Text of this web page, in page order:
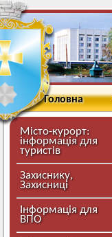
Головна
Місто-курорт:
інформація для
туристів
Захиснику,
Захисниці
Інформація для
ВПО